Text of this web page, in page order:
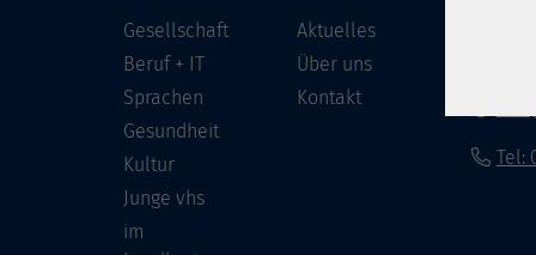
Gesellschaft
Beruf + IT
Sprachen
Gesundheit
Kultur
Junge vhs
im
Aktuelles
Über uns
Kontakt
Tel: